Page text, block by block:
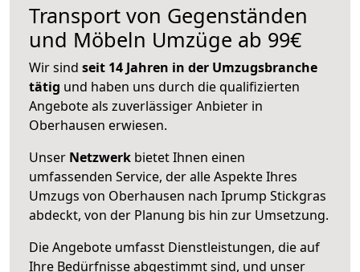
Transport von Gegenständen
und Möbeln Umzüge ab 99€
Wir sind seit 14 Jahren in der Umzugsbranche
tätig und haben uns durch die qualifizierten
Angebote als zuverlässiger Anbieter in
Oberhausen erwiesen.
Unser Netzwerk bietet Ihnen einen
umfassenden Service, der alle Aspekte Ihres
Umzugs von Oberhausen nach Iprump Stickgras
abdeckt, von der Planung bis hin zur Umsetzung.
Die Angebote umfasst Dienstleistungen, die auf
Ihre Bedürfnisse abgestimmt sind, und unser